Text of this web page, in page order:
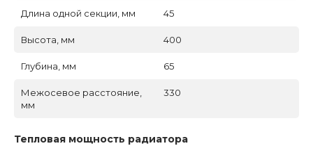
Длина одной секции, мм 45
Высота, мм 400
Глубина, мм 65
Межосевое расстояние,
мм
330
Тепловая мощность радиатора